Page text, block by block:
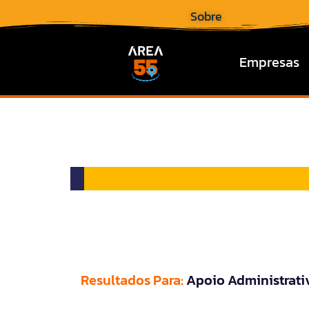
Sobre
Empresas
Resultados Para: Apoio